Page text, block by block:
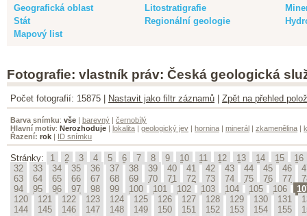
Geografická oblast
Litostratigrafie
Stát
Regionální geologie
Mapový list
Fotografie: vlastník práv: Česká geologická
Počet fotografií: 15875 | Nastavit jako filtr záznamů Zpět na přehled
Barva snímku: vše | barevný | černobílý
Hlavní motiv: Nerozhoduje | lokalita | geologický jev | hornina | minerál | zkamenělina |
Řazení: rok | ID snímku
Stránky: 1 2 3 4 5 6 7 8 9 10 11 12 13 14 15
16
32
33 34 35 36 37 38 39 40 41 42 43 44 45 46
63
64 65 66 67 68 69 70 71 72 73 74 75 76 77
94
95 96 97 98 99 100 101 102 103 104 105 106
120
121 122 123 124 125 126 127 128 129 130 131
144
145 146 147 148 149 150 151 152 153 154 155